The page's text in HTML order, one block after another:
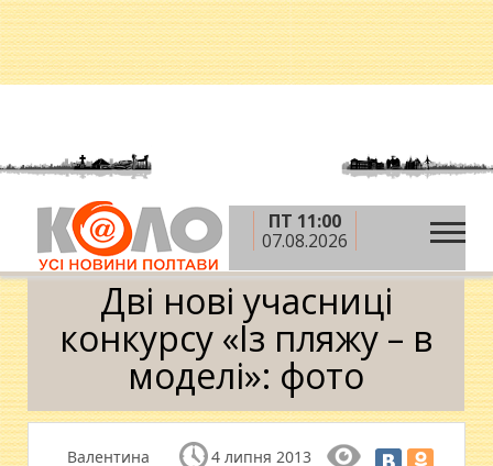
ПТ 11:00
07.08.2026
Головна » Новини »
Дві нові учасниці конкурсу
«Із пляжу – в моделі»: фото
Дві нові учасниці
конкурсу «Із пляжу – в
моделі»: фото
Валентина
4 липня 2013